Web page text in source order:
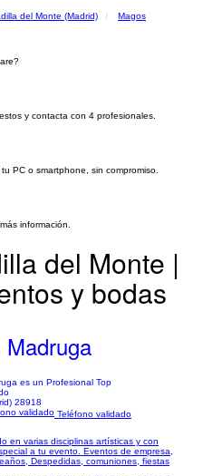
del Monte (Madrid)
Magos
y contacta con 4 profesionales.
PC o smartphone, sin compromiso.
información.
del Monte |
y bodas
28918
Teléfono validado
en varias disciplinas artísticas y con
a tu evento. Eventos de empresa,
Despedidas, comuniones, fiestas